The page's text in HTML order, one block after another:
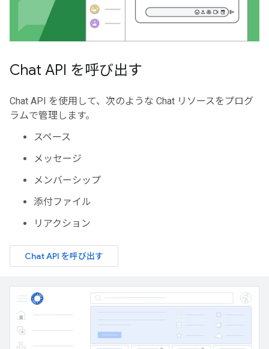
Chat API を呼び出す
Chat API を使用して、次のような Chat リソースをプログ
ラムで管理します。
スペース
メッセージ
メンバーシップ
添付ファイル
リアクション
Chat API を呼び出す